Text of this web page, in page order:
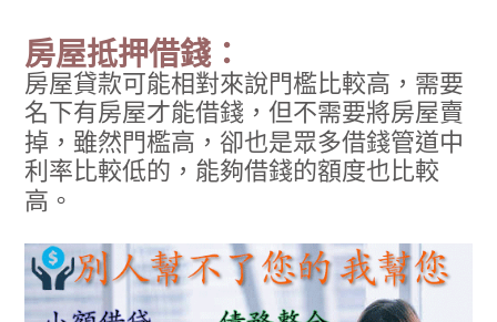
房屋抵押借錢：
房屋貸款可能相對來說門檻比較高，需要
名下有房屋才能借錢，但不需要將房屋賣
掉，雖然門檻高，卻也是眾多借錢管道中
利率比較低的，能夠借錢的額度也比較
高。